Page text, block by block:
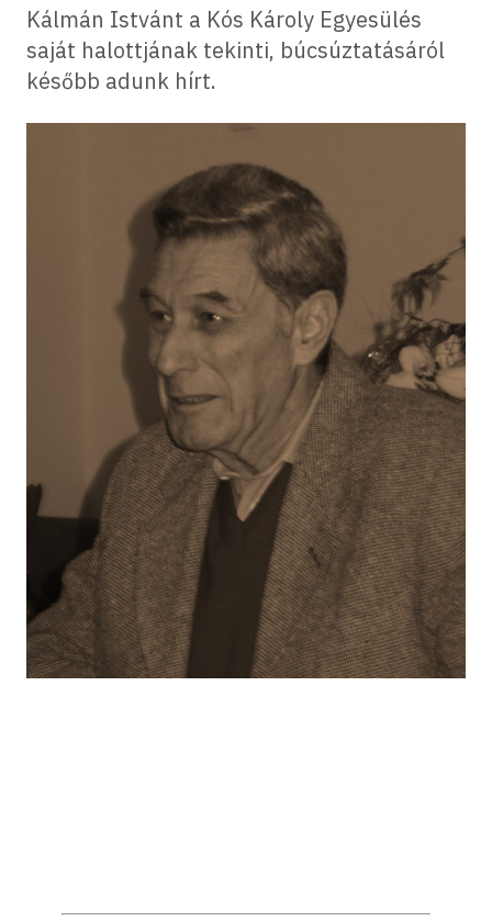
Kálmán Istvánt a Kós Károly Egyesülés
saját halottjának tekinti, búcsúztatásáról
később adunk hírt.